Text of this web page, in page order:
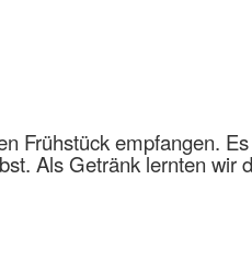
Frühstück empfangen.
Als Getränk lernten wir